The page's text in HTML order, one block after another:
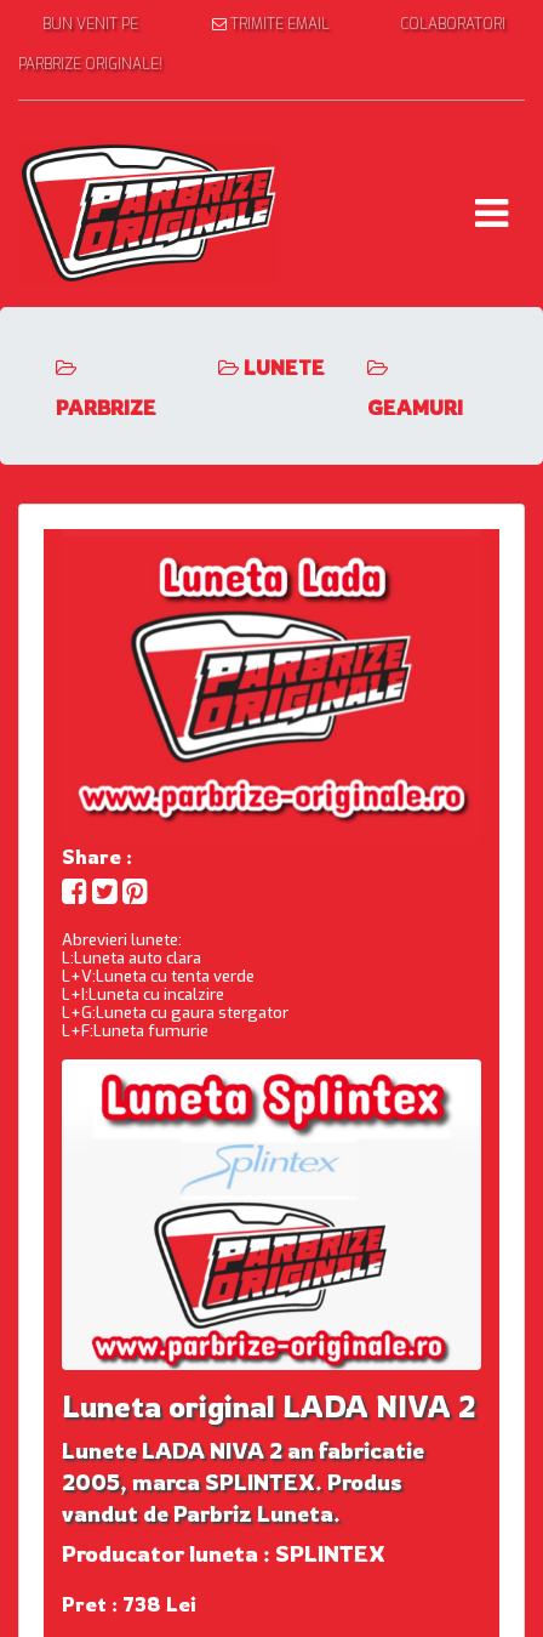
BUN VENIT PE
PARBRIZE ORIGINALE!
TRIMITE EMAIL COLABORATORI
PARBRIZE
LUNETE
GEAMURI
Share :
Abrevieri lunete:
L:Luneta auto clara
L+V:Luneta cu tenta verde
L+I:Luneta cu incalzire
L+G:Luneta cu gaura stergator
L+F:Luneta fumurie
Luneta original LADA NIVA 2
Lunete LADA NIVA 2 an fabricatie
2005, marca SPLINTEX. Produs
vandut de Parbriz Luneta.
Producator luneta : SPLINTEX
Pret : 738 Lei